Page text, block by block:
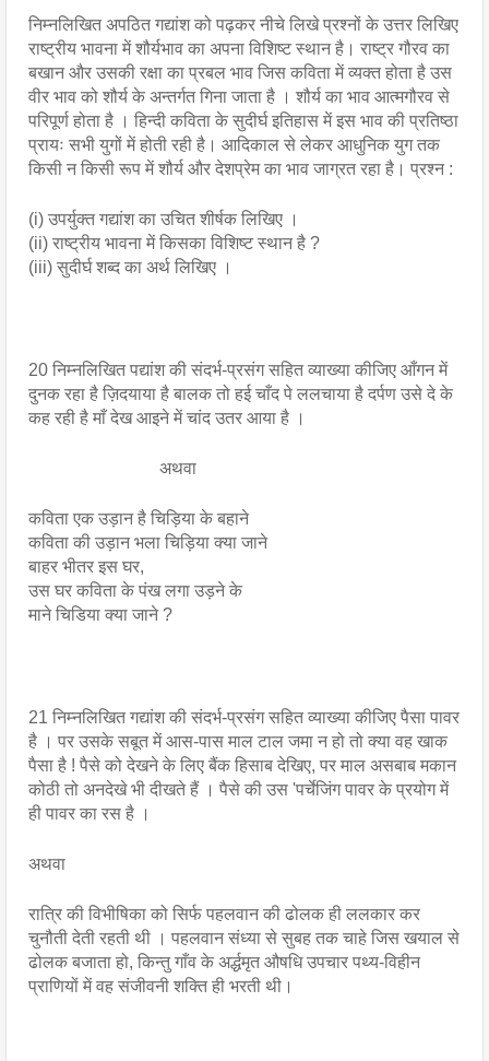
निम्नलिखित अपठित गद्यांश को पढ़कर नीचे लिखे प्रश्नों के उत्तर लिखिए
राष्ट्रीय भावना में शौर्यभाव का अपना विशिष्ट स्थान है। राष्ट्र गौरव का
बखान और उसकी रक्षा का प्रबल भाव जिस कविता में व्यक्त होता है उस
वीर भाव को शौर्य के अन्तर्गत गिना जाता है । शौर्य का भाव आत्मगौरव से
परिपूर्ण होता है । हिन्दी कविता के सुदीर्घ इतिहास में इस भाव की प्रतिष्ठा
प्रायः सभी युगों में होती रही है। आदिकाल से लेकर आधुनिक युग तक
किसी न किसी रूप में शौर्य और देशप्रेम का भाव जाग्रत रहा है। प्रश्न :
(i) उपर्युक्त गद्यांश का उचित शीर्षक लिखिए ।
(ii) राष्ट्रीय भावना में किसका विशिष्ट स्थान है ?
(iii) सुदीर्घ शब्द का अर्थ लिखिए ।
20 निम्नलिखित पद्यांश की संदर्भ-प्रसंग सहित व्याख्या कीजिए आँगन में
दुनक रहा है ज़िदयाया है बालक तो हई चाँद पे ललचाया है दर्पण उसे दे के
कह रही है माँ देख आइने में चांद उतर आया है ।
अथवा
कविता एक उड़ान है चिड़िया के बहाने
कविता की उड़ान भला चिड़िया क्या जाने
बाहर भीतर इस घर,
उस घर कविता के पंख लगा उड़ने के
माने चिडिया क्या जाने ?
21 निम्नलिखित गद्यांश की संदर्भ-प्रसंग सहित व्याख्या कीजिए पैसा पावर
है । पर उसके सबूत में आस-पास माल टाल जमा न हो तो क्या वह खाक
पैसा है ! पैसे को देखने के लिए बैंक हिसाब देखिए, पर माल असबाब मकान
कोठी तो अनदेखे भी दीखते हैं । पैसे की उस 'पर्चेजिंग पावर के प्रयोग में
ही पावर का रस है ।
अथवा
रात्रि की विभीषिका को सिर्फ पहलवान की ढोलक ही ललकार कर
चुनौती देती रहती थी । पहलवान संध्या से सुबह तक चाहे जिस खयाल से
ढोलक बजाता हो, किन्तु गाँव के अर्द्धमृत औषधि उपचार पथ्य-विहीन
प्राणियों में वह संजीवनी शक्ति ही भरती थी।